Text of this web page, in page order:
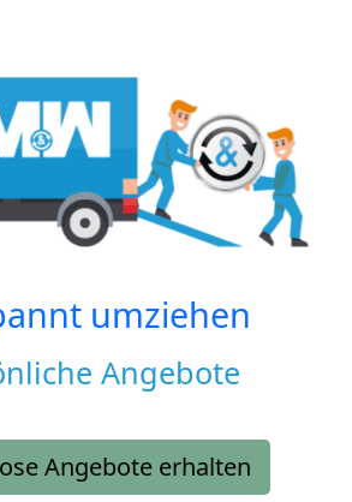
umziehen
Angebote
Angebote erhalten